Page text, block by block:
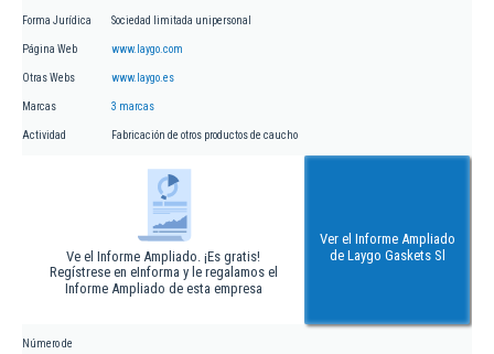
Forma Jurídica Sociedad limitada unipersonal
Página Web www.laygo.com
Otras Webs www.laygo.es
Marcas 3 marcas
Actividad Fabricación de otros productos de caucho
Ve el Informe Ampliado. ¡Es gratis!
Regístrese en eInforma y le regalamos el
Informe Ampliado de esta empresa
Ver el Informe Ampliado
de Laygo Gaskets Sl
Número de